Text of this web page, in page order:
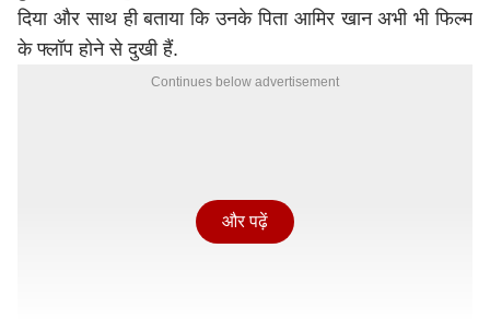
दिया और साथ ही बताया कि उनके पिता आमिर खान अभी भी फिल्म
के फ्लॉप होने से दुखी हैं.
Continues below advertisement
और पढ़ें